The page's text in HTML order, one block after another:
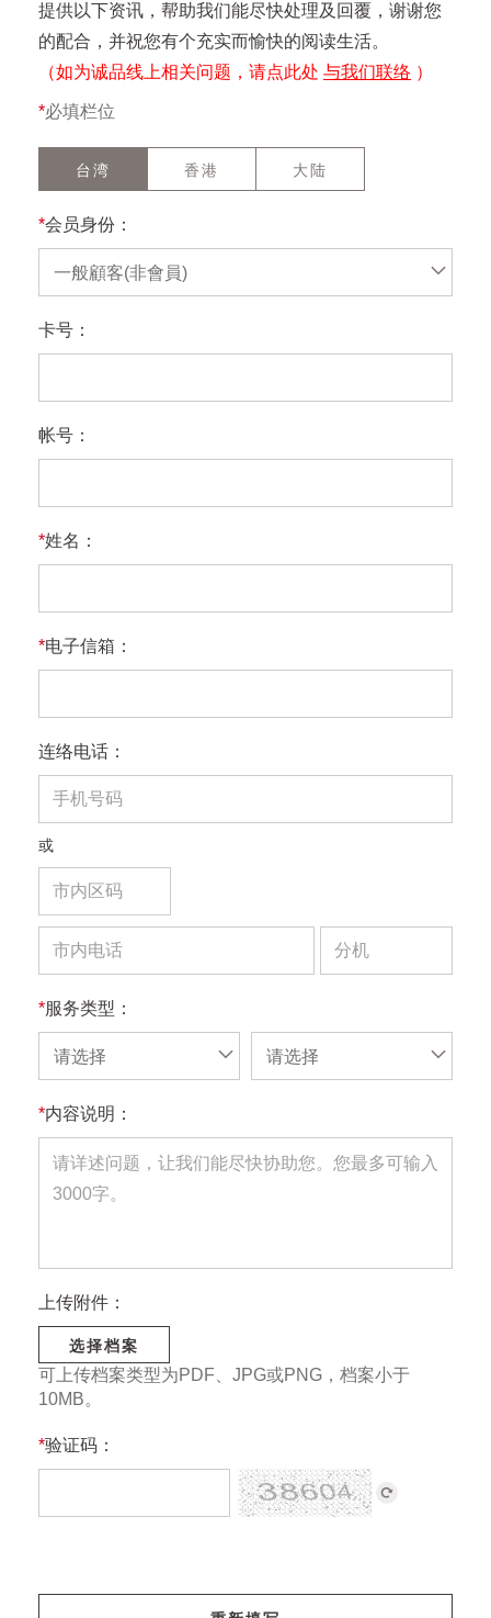
提供以下资讯，帮助我们能尽快处理及回覆，谢谢您
的配合，并祝您有个充实而愉快的阅读生活。
（如为诚品线上相关问题，请点此处 与我们联络 ）
*必填栏位
台湾 香港 大陆
*会员身份：
一般顧客(非會員)
卡号：
帐号：
*姓名：
*电子信箱：
连络电话：
或
*服务类型：
请选择 请选择
*内容说明：
上传附件：
选择档案
可上传档案类型为PDF、JPG或PNG，档案小于
10MB。
*验证码：